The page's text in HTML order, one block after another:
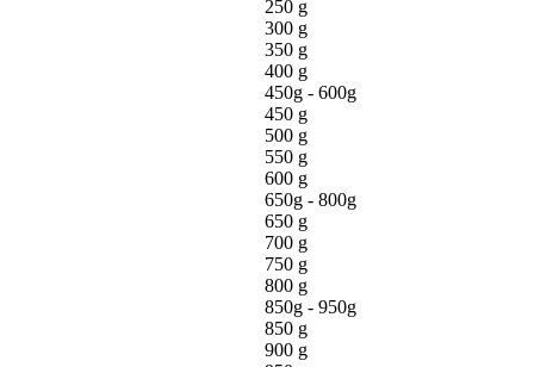
250 g
300 g
350 g
400 g
450g - 600g
450 g
500 g
550 g
600 g
650g - 800g
650 g
700 g
750 g
800 g
850g - 950g
850 g
900 g